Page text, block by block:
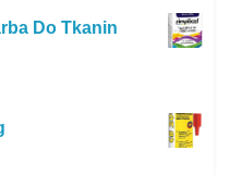
Do Tkanin